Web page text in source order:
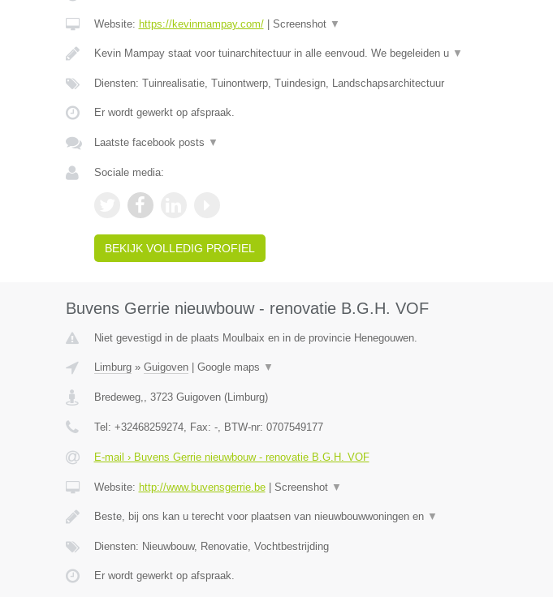
Website: https://kevinmampay.com/| Screenshot ▼
Kevin Mampay staat voor tuinarchitectuur in alle eenvoud. We begeleiden u ▼
Diensten: Tuinrealisatie, Tuinontwerp, Tuindesign, Landschapsarchitectuur
Er wordt gewerkt op afspraak.
Laatste facebook posts ▼
Sociale media:
BEKIJK VOLLEDIG PROFIEL
Buvens Gerrie nieuwbouw - renovatie B.G.H. VOF
Niet gevestigd in de plaats Moulbaix en in de provincie Henegouwen.
Limburg» Guigoven| Google maps ▼
Bredeweg,, 3723 Guigoven(Limburg)
Tel: +32468259274, Fax: -, BTW-nr: 0707549177
E-mail › Buvens Gerrie nieuwbouw - renovatie B.G.H. VOF
Website: http://www.buvensgerrie.be| Screenshot ▼
Beste, bij ons kan u terecht voor plaatsen van nieuwbouwwoningen en ▼
Diensten: Nieuwbouw, Renovatie, Vochtbestrijding
Er wordt gewerkt op afspraak.